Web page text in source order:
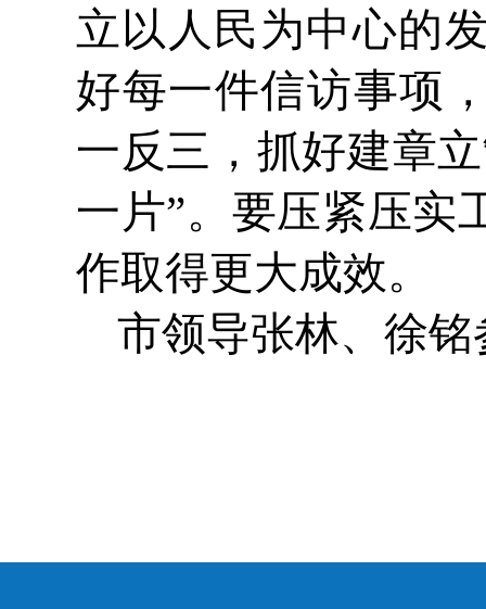
立以人民为中心的
好每一件信访事项
一反三，抓好建章
一片”。要压紧压实
作取得更大成效。
市领导张林、徐